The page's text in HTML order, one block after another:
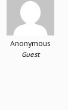
Anonymous
Guest